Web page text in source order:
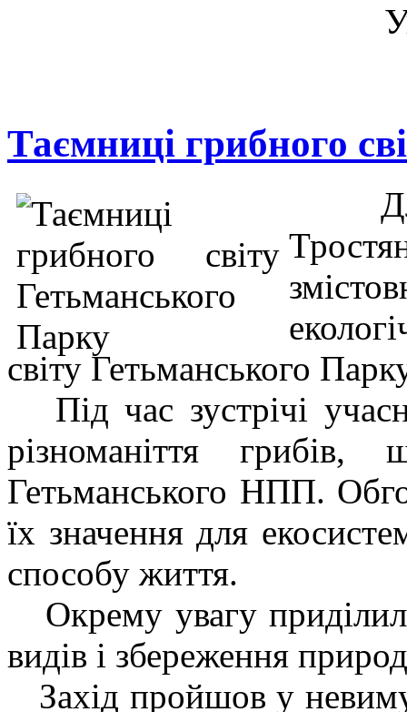
Таємниці грибного
світу Гетьманського
Під час зустрічі
різноманіття
Гетьманського НПП.
їх значення для
способу життя.
Окрему увагу
видів і збереження
Захід пройшов у